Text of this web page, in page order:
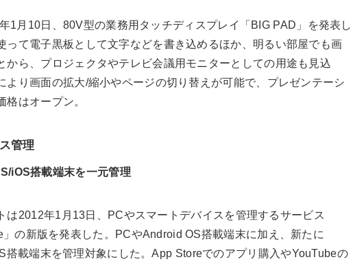
1月10日、80V型の業務用タッチディスプレイ「BIG PAD」を発表し
って電子黒板として文字などを書き込めるほか、明るい部屋でも画
から、プロジェクタやテレビ会議用モニターとしての用途も見込
より画面の拡大/縮小やページの切り替えが可能で、プレゼンテーシ
格はオープン。
管理
iOS搭載端末を一元管理
は2012年1月13日、PCやスマートデバイスを管理するサービス
」の新版を発表した。PCやAndroid OS搭載端末に加え、新たに
搭載端末を管理対象にした。App Storeでのアプリ購入やYouTubeの